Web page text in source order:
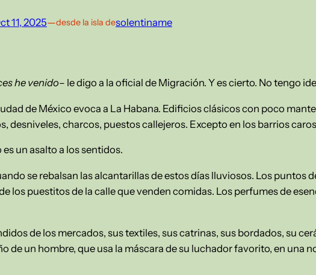
11, 2025—desde la isla desolentiname
he venido– le digo a la oficial de Migración. Y es cierto. No tengo
de México evoca a La Habana. Edificios clásicos con poco
desniveles, charcos, puestos callejeros. Excepto en los barrios
un asalto a los sentidos.
se rebalsan las alcantarillas de estos días lluviosos. Los puntos
los puestitos de la calle que venden comidas. Los perfumes de
de los mercados, sus textiles, sus catrinas, sus bordados, su
de un hombre, que usa la máscara de su luchador favorito, en una